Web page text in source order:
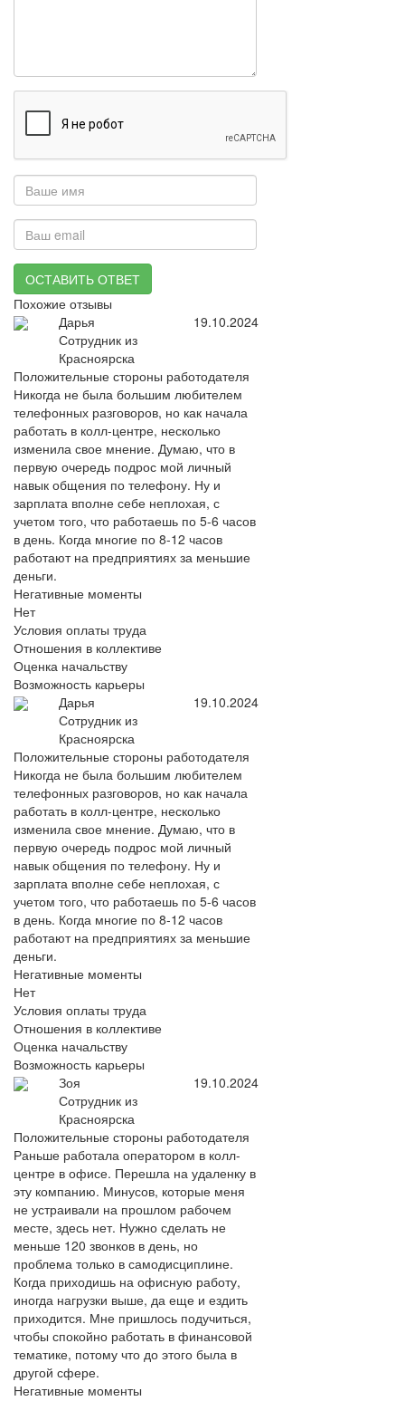
ОСТАВИТЬ ОТВЕТ
Похожие отзывы
Дарья
Сотрудник из
Красноярска
19.10.2024
Положительные стороны работодателя
Никогда не была большим любителем
телефонных разговоров, но как начала
работать в колл-центре, несколько
изменила свое мнение. Думаю, что в
первую очередь подрос мой личный
навык общения по телефону. Ну и
зарплата вполне себе неплохая, с
учетом того, что работаешь по 5-6 часов
в день. Когда многие по 8-12 часов
работают на предприятиях за меньшие
деньги.
Негативные моменты
Нет
Условия оплаты труда
Отношения в коллективе
Оценка начальству
Возможность карьеры
Дарья
Сотрудник из
Красноярска
19.10.2024
Положительные стороны работодателя
Никогда не была большим любителем
телефонных разговоров, но как начала
работать в колл-центре, несколько
изменила свое мнение. Думаю, что в
первую очередь подрос мой личный
навык общения по телефону. Ну и
зарплата вполне себе неплохая, с
учетом того, что работаешь по 5-6 часов
в день. Когда многие по 8-12 часов
работают на предприятиях за меньшие
деньги.
Негативные моменты
Нет
Условия оплаты труда
Отношения в коллективе
Оценка начальству
Возможность карьеры
Зоя
Сотрудник из
Красноярска
19.10.2024
Положительные стороны работодателя
Раньше работала оператором в колл-
центре в офисе. Перешла на удаленку в
эту компанию. Минусов, которые меня
не устраивали на прошлом рабочем
месте, здесь нет. Нужно сделать не
меньше 120 звонков в день, но
проблема только в самодисциплине.
Когда приходишь на офисную работу,
иногда нагрузки выше, да еще и ездить
приходится. Мне пришлось подучиться,
чтобы спокойно работать в финансовой
тематике, потому что до этого была в
другой сфере.
Негативные моменты